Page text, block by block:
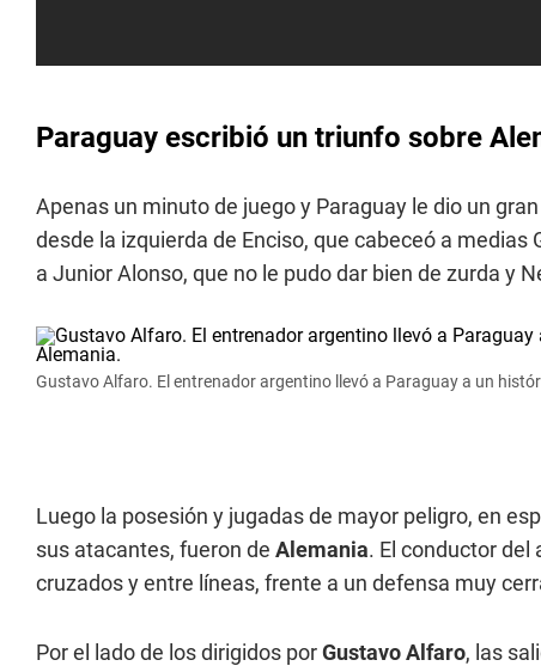
Paraguay escribió un triunfo sobre
Apenas un minuto de juego y Paraguay le dio un
desde la izquierda de Enciso, que cabeceó a
a Junior Alonso, que no le pudo dar bien de zurda y
Gustavo Alfaro. El entrenador argentino llevó a Paraguay a un
Luego la posesión y jugadas de mayor peligro, en
sus atacantes, fueron de Alemania. El conductor
cruzados y entre líneas, frente a un defensa muy
Por el lado de los dirigidos porGustavo Alfaro, las